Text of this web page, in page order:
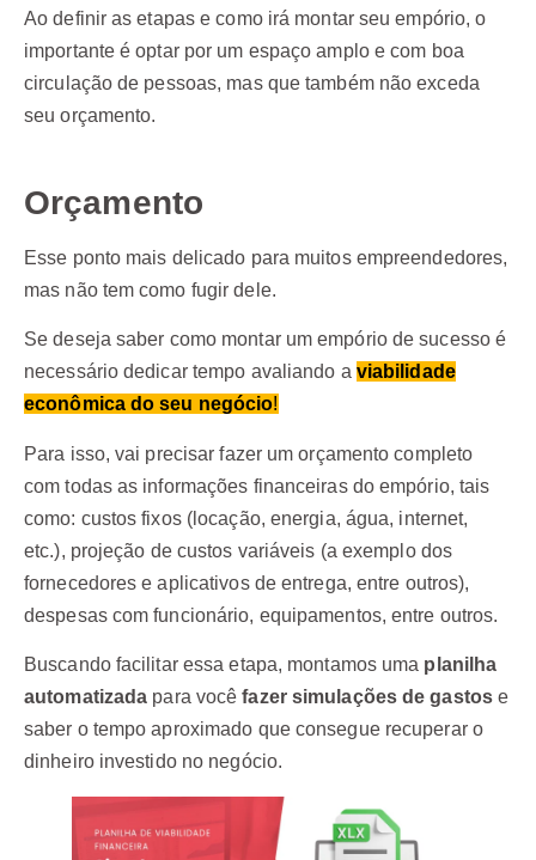
Ao definir as etapas e como irá montar seu empório, o
importante é optar por um espaço amplo e com boa
circulação de pessoas, mas que também não exceda
seu orçamento.
Orçamento
Esse ponto mais delicado para muitos empreendedores,
mas não tem como fugir dele.
Se deseja saber como montar um empório de sucesso é
necessário dedicar tempo avaliando a viabilidade
econômica do seu negócio!
Para isso, vai precisar fazer um orçamento completo
com todas as informações financeiras do empório, tais
como: custos fixos (locação, energia, água, internet,
etc.), projeção de custos variáveis (a exemplo dos
fornecedores e aplicativos de entrega, entre outros),
despesas com funcionário, equipamentos, entre outros.
Buscando facilitar essa etapa, montamos uma planilha
automatizada para vocêfazer simulações de gastose
saber o tempo aproximado que consegue recuperar o
dinheiro investido no negócio.